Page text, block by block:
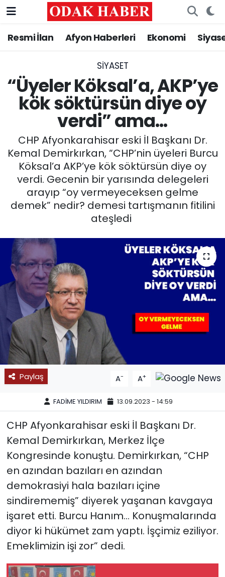
Resmi İlan Afyon Haberleri Ekonomi
SIYASET
“Üyeler Köksal’a, AKP’ye
kök söktürsün diye oy
verdi” ama…
CHP Afyonkarahisar eski İl Başkanı Dr.
Kemal Demirkırkan, “CHP’nin üyeleri Burcu
Köksal’a AKP’ye kök söktürsün diye oy
verdi. Gecenin bir yarısında delegeleri
arayıp “oy vermeyeceksen gelme
demek” nedir? demesi tartışmanın fitilini
ateşledi
Paylaş A- A+
FADİME YILDIRIM 13.09.2023 - 14:59
CHP Afyonkarahisar eski İl Başkanı Dr.
Kemal Demirkırkan, Merkez İlçe
Kongresinde konuştu. Demirkırkan, “CHP
en azından bazıları en azından
demokrasiyi hala bazıları içine
sindirememiş” diyerek yaşanan kavgaya
işaret etti. Burcu Hanım… Konuşmalarında
diyor ki hükümet zam yaptı. İşçimiz eziliyor.
Emeklimizin işi zor” dedi.
AFYONKARAHİSAR HABERLERİ
ASAYİŞ
GÜNCEL
SİYASET
EĞİTİM
MAGAZİN
SPOR
11:11 MANŞET
Nöbetçi Eczaneler
Trafik Durumu
Süper Lig Puan Durumu ve Fikstür
Tüm Manşetler
Son Dakika Haberleri
Haber Arşivi